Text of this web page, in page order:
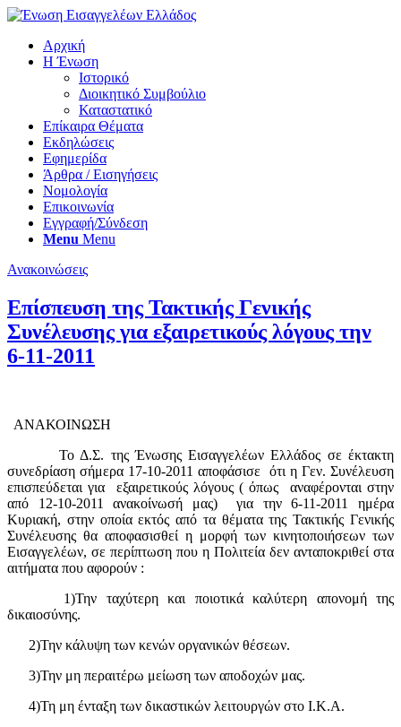
Αρχική
Η Ένωση
Ιστορικό
Διοικητικό Συμβούλιο
Καταστατικό
Επίκαιρα Θέματα
Εκδηλώσεις
Εφημερίδα
Άρθρα / Εισηγήσεις
Νομολογία
Επικοινωνία
Εγγραφή/Σύνδεση
Menu Menu
Ανακοινώσεις
Eπίσπευση της Τακτικής Γενικής
Συνέλευσης για εξαιρετικούς λόγους την
6-11-2011
ΑΝΑΚΟΙΝΩΣΗ
Το Δ.Σ. της Ένωσης Εισαγγελέων Ελλάδος σε έκτακτη
συνεδρίαση σήμερα 17-10-2011 αποφάσισε ότι η Γεν. Συνέλευση
επισπεύδεται για εξαιρετικούς λόγους ( όπως αναφέρονται στην
από 12-10-2011 ανακοίνωσή μας) για την 6-11-2011 ημέρα
Κυριακή, στην οποία εκτός από τα θέματα της Τακτικής Γενικής
Συνέλευσης θα αποφασισθεί η μορφή των κινητοποιήσεων των
Εισαγγελέων, σε περίπτωση που η Πολιτεία δεν ανταποκριθεί στα
αιτήματα που αφορούν :
1)Την ταχύτερη και ποιοτικά καλύτερη απονομή της
δικαιοσύνης.
2)Την κάλυψη των κενών οργανικών θέσεων.
3)Την μη περαιτέρω μείωση των αποδοχών μας.
4)Τη μη ένταξη των δικαστικών λειτουργών στο Ι.Κ.Α.